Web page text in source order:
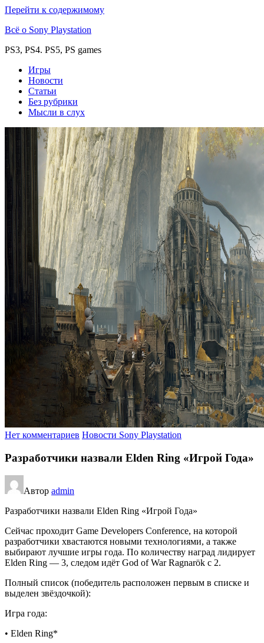
Перейти к содержимому
Всё о Sony Playstation
PS3, PS4. PS5, PS games
Игры
Новости
Статьи
Без рубрики
Мысли в слух
Нет комментариев Новости Sony Playstation
Разработчики назвали Elden Ring «Игрой Года»
Автор admin
Разработчики назвали Elden Ring «Игрой Года»
Сейчас проходит Game Developers Conference, на которой
разработчики хвастаются новыми технологиями, а также
выбирают лучшие игры года. По количеству наград лидирует
Elden Ring — 3, следом идёт God of War Ragnarök с 2.
Полный список (победитель расположен первым в списке и
выделен звёздочкой):
Игра года:
• Elden Ring*